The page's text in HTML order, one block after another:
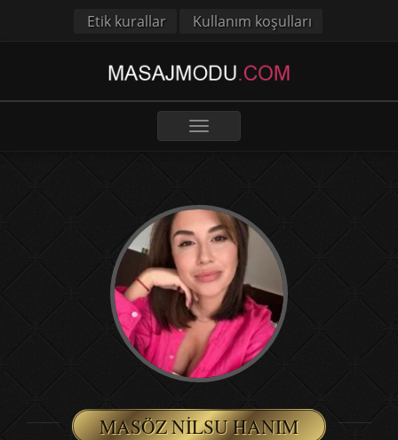
Etik kurallar Kullanım koşulları
Toggle
navigation
MASÖZ NILSU HANIM